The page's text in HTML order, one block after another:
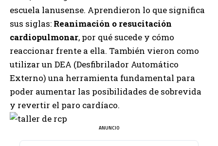
escuela lanusense. Aprendieron lo que significa
sus siglas: Reanimación o resucitación
cardiopulmonar, por qué sucede y cómo
reaccionar frente a ella. También vieron como
utilizar un DEA (Desfibrilador Automático
Externo) una herramienta fundamental para
poder aumentar las posibilidades de sobrevida
y revertir el paro cardíaco.
ANUNCIO